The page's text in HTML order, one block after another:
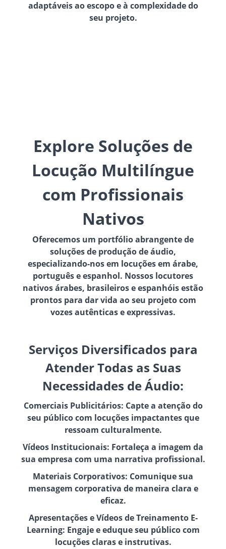
adaptáveis ao escopo e à complexidade do
seu projeto.
Explore Soluções de
Locução Multilíngue
com Profissionais
Nativos
Oferecemos um portfólio abrangente de
soluções de produção de áudio,
especializando-nos em locuções em árabe,
português e espanhol. Nossos locutores
nativos árabes, brasileiros e espanhóis estão
prontos para dar vida ao seu projeto com
vozes autênticas e expressivas.
Serviços Diversificados para
Atender Todas as Suas
Necessidades de Áudio:
Comerciais Publicitários: Capte a atenção do
seu público com locuções impactantes que
ressoam culturalmente.
Vídeos Institucionais: Fortaleça a imagem da
sua empresa com uma narrativa profissional.
Materiais Corporativos: Comunique sua
mensagem corporativa de maneira clara e
eficaz.
Apresentações e Vídeos de Treinamento E-
Learning: Engaje e eduque seu público com
locuções claras e instrutivas.